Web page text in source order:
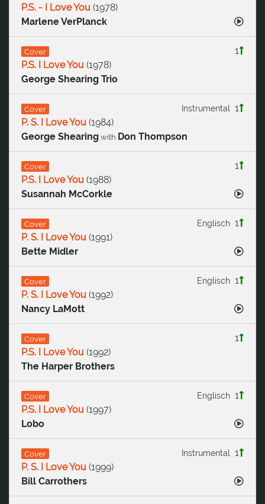
P.S. - I Love You (1978)
Marlene VerPlanck
Cover
1
P.S. I Love You (1978)
George Shearing Trio
Cover 1
Instrumental
P. S. I Love You (1984)
George Shearing with Don Thompson
Cover
1
P.S. I Love You (1988)
Susannah McCorkle
Cover 1
Englisch
P. S. I Love You (1991)
Bette Midler
Cover 1
Englisch
P. S. I Love You (1992)
Nancy LaMott
Cover
1
P.S. I Love You (1992)
The Harper Brothers
Cover 1
Englisch
P.S. I Love You (1997)
Lobo
Cover 1
Instrumental
P. S. I Love You (1999)
Bill Carrothers